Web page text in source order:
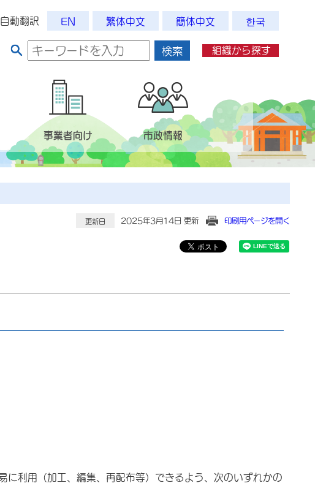
自動翻訳 EN 繁体中文 簡体中文 한국
検索 組織から探す
事業者向け 市政情報
更新日 2025年3月14日 更新 印刷用ページを開く
利用（加工、編集、再配布等）できるよう、次のいずれかの